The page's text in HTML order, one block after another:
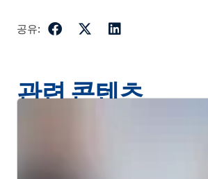
공유:
관련 콘텐츠